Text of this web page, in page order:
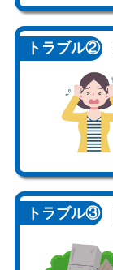
トラブル②
トラブル③